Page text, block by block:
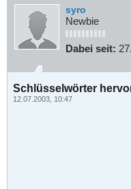
syro
Newbie
Dabei seit:
Schlüsselwörter
12.07.2003, 10:47